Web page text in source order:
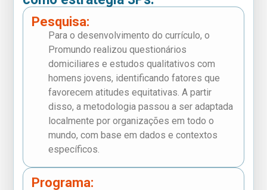
Pesquisa:
Para o desenvolvimento do currículo, o
Promundo realizou questionários
domiciliares e estudos qualitativos com
homens jovens, identificando fatores que
favorecem atitudes equitativas. A partir
disso, a metodologia passou a ser adaptada
localmente por organizações em todo o
mundo, com base em dados e contextos
específicos.
Programa: